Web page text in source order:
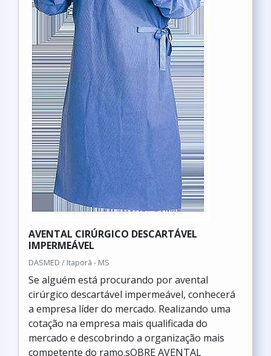
AVENTAL CIRÚRGICO DESCARTÁVEL
IMPERMEÁVEL
DASMED / Itaporã - MS
Se alguém está procurando por avental
cirúrgico descartável impermeável, conhecerá
a empresa líder do mercado. Realizando uma
cotação na empresa mais qualificada do
mercado e descobrindo a organização mais
competente do ramo.sOBRE AVENTAL